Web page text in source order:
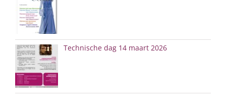
Technische dag 14 maart 2026